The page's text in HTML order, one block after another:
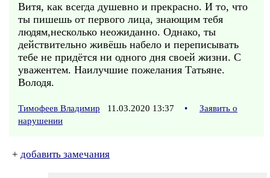
Витя, как всегда душевно и прекрасно. И то, что
ты пишешь от первого лица, знающим тебя
людям,несколько неожиданно. Однако, ты
действительно живёшь набело и переписывать
тебе не придётся ни одного дня своей жизни. С
уважентем. Наилучшие пожелания Татьяне.
Володя.
Тимофеев Владимир 11.03.2020 13:37 •
Заявить о
нарушении
+ добавить замечания